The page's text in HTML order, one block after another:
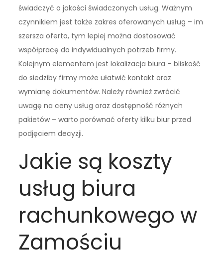
świadczyć o jakości świadczonych usług. Ważnym
czynnikiem jest także zakres oferowanych usług – im
szersza oferta, tym lepiej można dostosować
współpracę do indywidualnych potrzeb firmy.
Kolejnym elementem jest lokalizacja biura – bliskość
do siedziby firmy może ułatwić kontakt oraz
wymianę dokumentów. Należy również zwrócić
uwagę na ceny usług oraz dostępność różnych
pakietów – warto porównać oferty kilku biur przed
podjęciem decyzji.
Jakie są koszty
usług biura
rachunkowego w
Zamościu